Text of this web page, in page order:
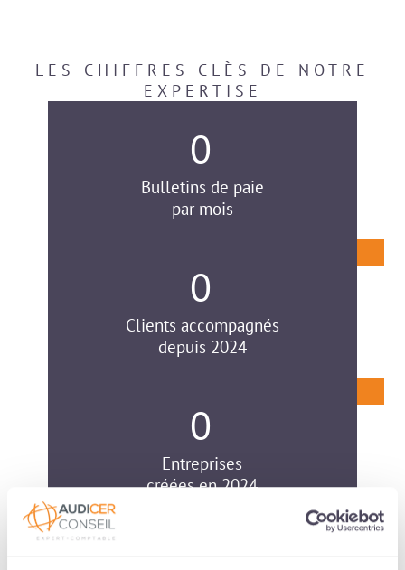
LES CHIFFRES CLÈS DE NOTRE
EXPERTISE
Bulletins de paie
par mois
0
Clients accompagnés
depuis 2024
0
Entreprises
créées en 2024
0